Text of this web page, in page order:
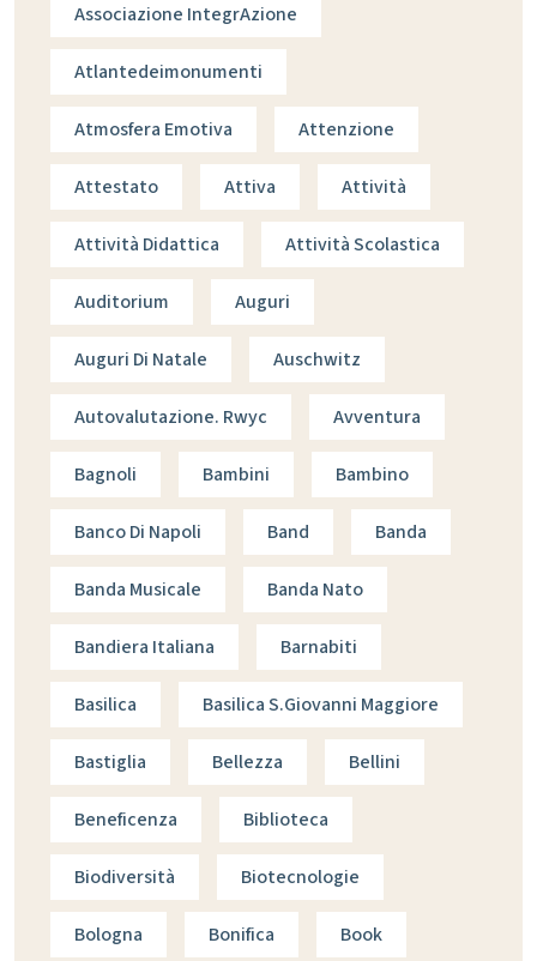
Associazione IntegrAzione
Atlantedeimonumenti
Atmosfera Emotiva Attenzione
Attestato Attiva Attività
Attività Didattica Attività Scolastica
Auditorium Auguri
Auguri Di Natale Auschwitz
Autovalutazione. Rwyc Avventura
Bagnoli Bambini Bambino
Banco Di Napoli Band Banda
Banda Musicale Banda Nato
Bandiera Italiana Barnabiti
Basilica Basilica S.giovanni Maggiore
Bastiglia Bellezza Bellini
Beneficenza Biblioteca
Biodiversità Biotecnologie
Bologna Bonifica Book